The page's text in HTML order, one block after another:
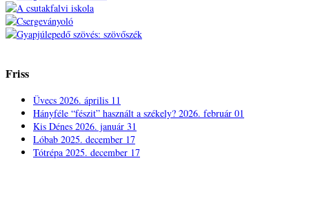
Friss
Üvecs 2026. április 11
Hányféle “fészit” használt a székely? 2026. február 01
Kis Dénes 2026. január 31
Lóbab 2025. december 17
Tótrépa 2025. december 17